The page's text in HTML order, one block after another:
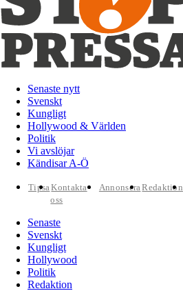
Senaste nytt
Svenskt
Kungligt
Hollywood & Världen
Politik
Vi avslöjar
Kändisar A-Ö
TipsaKontakta
oss
AnnonseraRedaktion
Senaste
Svenskt
Kungligt
Hollywood
Politik
Redaktion